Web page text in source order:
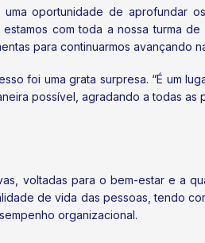
oportunidade de aprofundar
com toda a nossa turma
para continuarmos avançando
foi uma grata surpresa. “É um
possível, agradando a todas as
voltadas para o bem-estar e a
de vida das pessoas, tendo
organizacional.